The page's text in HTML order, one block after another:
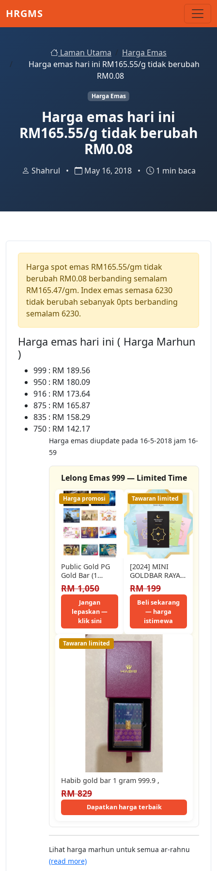
HRGMS
Laman Utama
Harga Emas
Harga emas hari ini RM165.55/g tidak berubah
RM0.08
Harga Emas
Harga emas hari ini
RM165.55/g tidak berubah
RM0.08
Shahrul • May 16, 2018 • 1 min baca
Harga spot emas RM165.55/gm tidak
berubah RM0.08 berbanding semalam
RM165.47/gm. Index emas semasa 6230
tidak berubah sebanyak 0pts berbanding
semalam 6230.
Harga emas hari ini ( Harga Marhun
)
999 : RM 189.56
950 : RM 180.09
916 : RM 173.64
875 : RM 165.87
835 : RM 158.29
750 : RM 142.17
Harga emas diupdate pada 16-5-2018 jam 16-
59
Lelong Emas 999 — Limited Time
Harga promosi
Public Gold PG
Gold Bar (1
Gram) (Au 999.9)
24K
RM 1,050
Jangan
lepaskan —
klik sini
Tawaran limited
[2024] MINI
GOLDBAR RAYA
TAHUN 2024 EID
MUBARAK EMAS
TULEN 999.9
24K…
RM 199
Beli sekarang
— harga
istimewa
Tawaran limited
Habib gold bar 1 gram 999.9 ,
RM 829
Dapatkan harga terbaik
Lihat harga marhun untuk semua ar-rahnu
(read more)